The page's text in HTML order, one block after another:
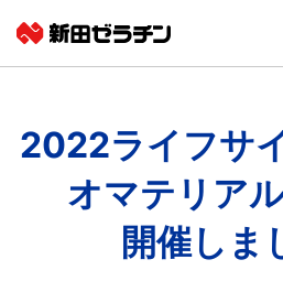
2022ライフサ
オマテリア
開催しま
ニュース一
会社情報
サステナビリ